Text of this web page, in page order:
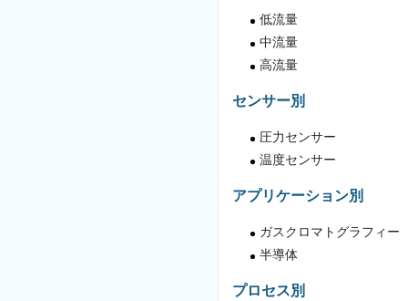
低流量
中流量
高流量
センサー別
圧力センサー
温度センサー
アプリケーション別
ガスクロマトグラフィー
半導体
プロセス別